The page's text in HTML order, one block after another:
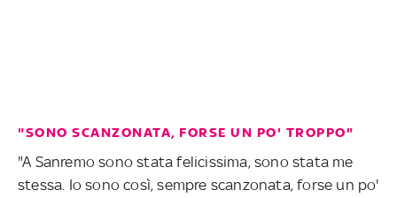
"SONO SCANZONATA, FORSE UN PO' TROPPO"
"A Sanremo sono stata felicissima, sono stata me
stessa. Io sono così, sempre scanzonata, forse un po'